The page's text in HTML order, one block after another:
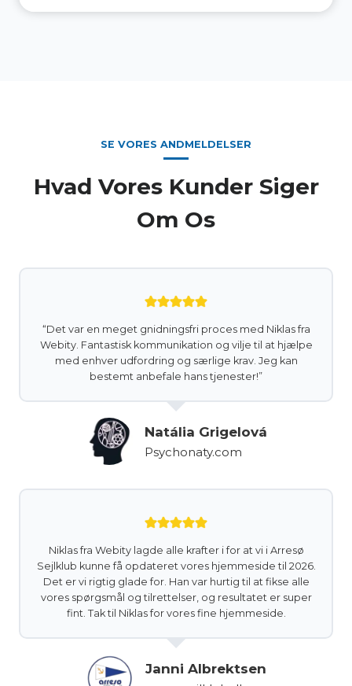
SE VORES ANDMELDELSER
Hvad Vores Kunder Siger
Om Os
“Det var en meget gnidningsfri proces med Niklas fra
Webity. Fantastisk kommunikation og vilje til at hjælpe
med enhver udfordring og særlige krav. Jeg kan
bestemt anbefale hans tjenester!”
Natália Grigelová
Psychonaty.com
Niklas fra Webity lagde alle krafter i for at vi i Arresø
Sejlklub kunne få opdateret vores hjemmeside til 2026.
Det er vi rigtig glade for. Han var hurtig til at fikse alle
vores spørgsmål og tilrettelser, og resultatet er super
fint. Tak til Niklas for vores fine hjemmeside.
Janni Albrektsen